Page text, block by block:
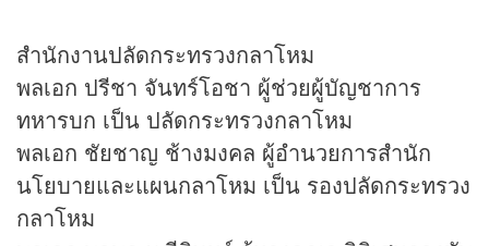
สํานักงานปลัดกระทรวงกลาโหม
พลเอก ปรีชา จันทร์โอชา ผู้ช่วยผู้บัญชาการ
ทหารบก เป็น ปลัดกระทรวงกลาโหม
พลเอก ชัยชาญ ช้างมงคล ผู้อํานวยการสํานัก
นโยบายและแผนกลาโหม เป็น รองปลัดกระทรวง
กลาโหม